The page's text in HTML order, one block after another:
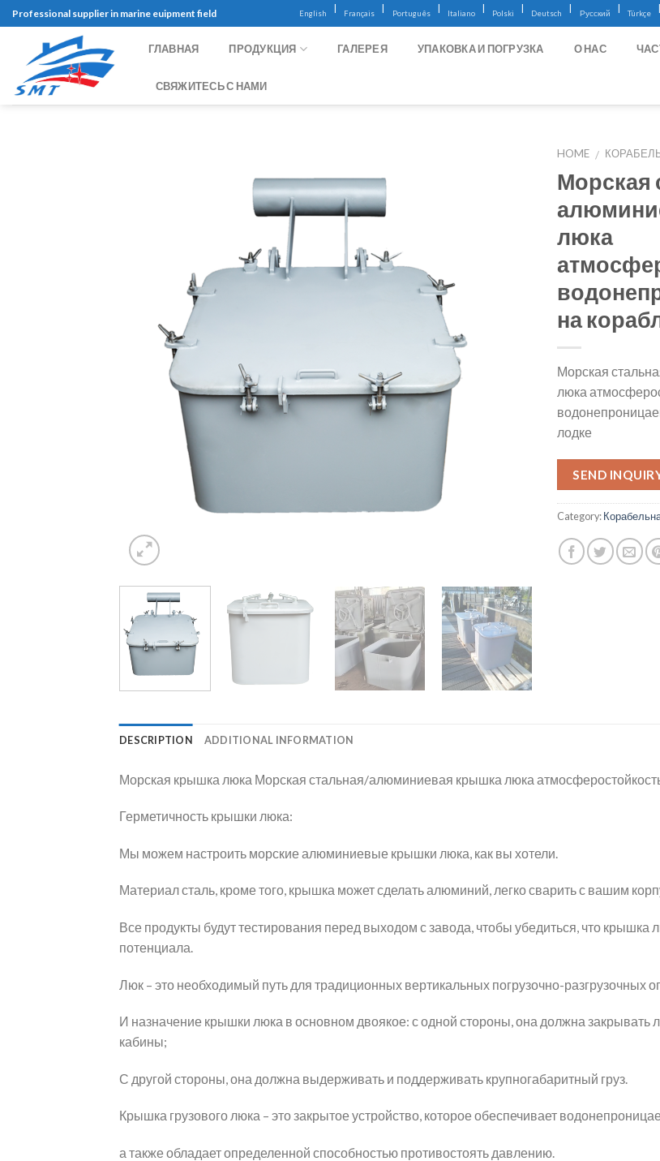
Skip
to
content
Professional supplier in marine euipment field English | Français | Português | Italiano | Polski | Deutsch | Русский | Türkçe |
ГЛАВНАЯ ПРОДУКЦИЯ ГАЛЕРЕЯ УПАКОВКА И ПОГРУЗКА О НАС
СВЯЖИТЕСЬ С НАМИ
HOME /
Морская
люка
на
Морская
люка
лодке
SEND
Category:
DESCRIPTION ADDITIONAL INFORMATION
Морская крышка люка Морская стальная/алюминиевая крышка люка
Герметичность крышки люка:
Мы можем настроить морские алюминиевые крышки люка, как вы хотели.
Материал сталь, кроме того, крышка может сделать алюминий, легко сварить с вашим
Все продукты будут тестирования перед выходом с завода, чтобы убедиться, что
потенциала.
Люк – это необходимый путь для традиционных вертикальных погрузочно-разгрузочных
И назначение крышки люка в основном двоякое: с одной стороны, она должна закрывать
кабины;
С другой стороны, она должна выдерживать и поддерживать крупногабаритный груз.
Крышка грузового люка – это закрытое устройство, которое обеспечивает
а также обладает определенной способностью противостоять давлению.